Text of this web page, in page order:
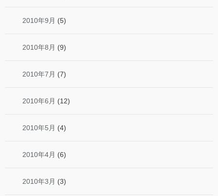
2010年9月 (5)
2010年8月 (9)
2010年7月 (7)
2010年6月 (12)
2010年5月 (4)
2010年4月 (6)
2010年3月 (3)